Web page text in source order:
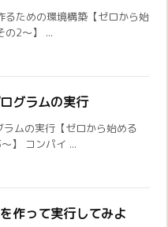
るための環境構築【ゼロから始
の2～】 ...
グラムの実行
ムの実行【ゼロから始める
】 コンパイ ...
作って実行してみよ